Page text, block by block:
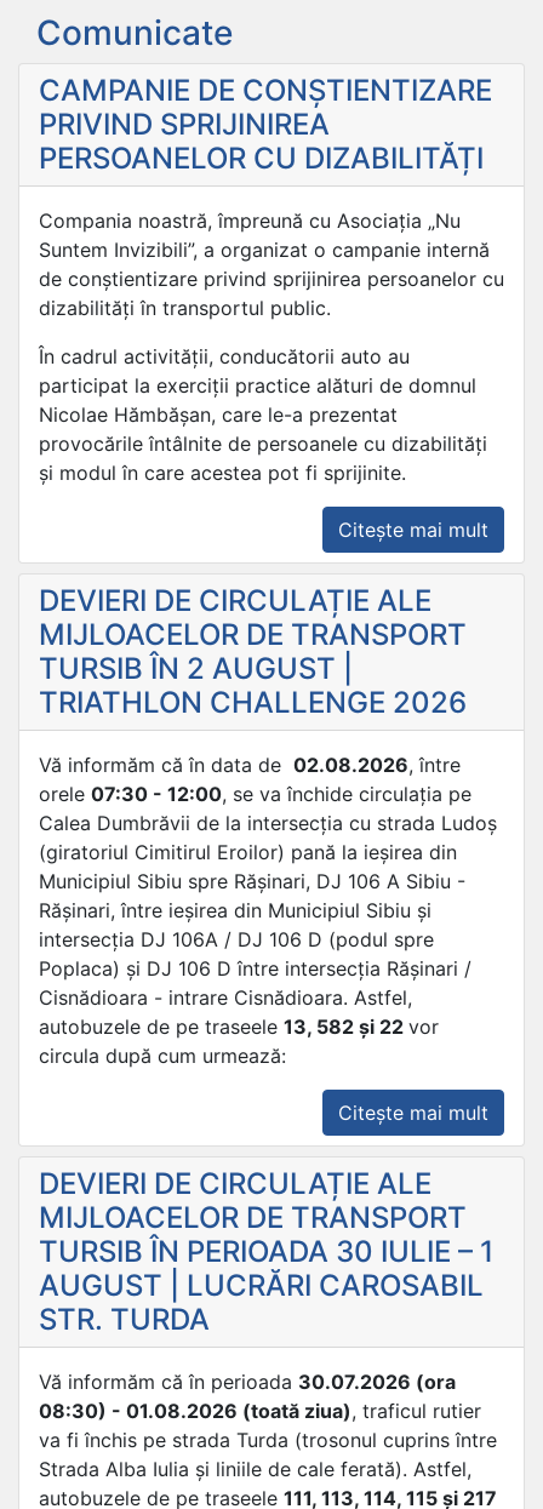
Comunicate
CAMPANIE DE CONȘTIENTIZARE
PRIVIND SPRIJINIREA
PERSOANELOR CU DIZABILITĂȚI
Compania noastră, împreună cu Asociația „Nu
Suntem Invizibili”, a organizat o campanie internă
de conștientizare privind sprijinirea persoanelor cu
dizabilități în transportul public.
În cadrul activității, conducătorii auto au
participat la exerciții practice alături de domnul
Nicolae Hămbășan, care le-a prezentat
provocările întâlnite de persoanele cu dizabilități
și modul în care acestea pot fi sprijinite.
Citește mai mult
DE
DEVIERI DE CIRCULAȚIE ALE
MIJLOACELOR DE TRANSPORT
TURSIB ÎN 2 AUGUST |
TRIATHLON CHALLENGE 2026
Vă informăm că în data de 02.08.2026, între
orele 07:30 - 12:00, se va închide circulația pe
Calea Dumbrăvii de la intersecția cu strada Ludoș
(giratoriul Cimitirul Eroilor) pană la ieșirea din
Municipiul Sibiu spre Rășinari, DJ 106 A Sibiu -
Rășinari, între ieșirea din Municipiul Sibiu și
intersecția DJ 106A / DJ 106 D (podul spre
Poplaca) și DJ 106 D între intersecția Rășinari /
Cisnădioara - intrare Cisnădioara. Astfel,
autobuzele de pe traseele 13, 582 și 22 vor
circula după cum urmează:
Citește mai mult
DE
DE
ÎN
|
DEVIERI DE CIRCULAȚIE ALE
MIJLOACELOR DE TRANSPORT
TURSIB ÎN PERIOADA 30 IULIE – 1
AUGUST | LUCRĂRI CAROSABIL
STR. TURDA
Vă informăm că în perioada 30.07.2026 (ora
08:30) - 01.08.2026 (toată ziua), traficul rutier
va fi închis pe strada Turda (trosonul cuprins între
Strada Alba Iulia și liniile de cale ferată). Astfel,
autobuzele de pe traseele 111, 113, 114, 115 și 217